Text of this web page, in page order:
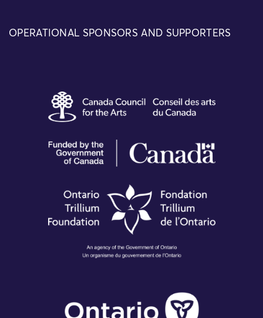
OPERATIONAL SPONSORS AND SUPPORTERS